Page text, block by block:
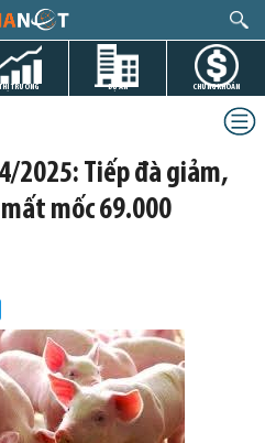
THỊ TRƯỜNG DỰ ÁN CHỨNG KHOÁN
2025: Tiếp đà giảm,
mốc 69.000